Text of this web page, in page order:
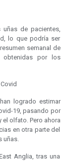
de pacientes,
lo que podría ser
semanal de
por los
logrado estimar
19, pasando por
olfato. Pero ahora
en otra parte del
uñas.
Anglia, tras una